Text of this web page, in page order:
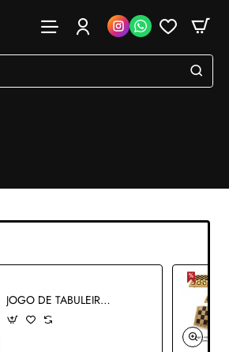
JOGO DE TABULEIRO 3 EM 1 COM XADREZ, DAMA E GAMÃO REF: B3115-29x29